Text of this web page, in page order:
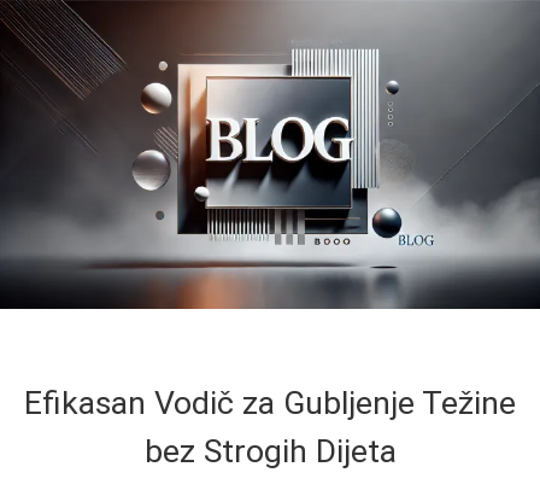
Efikasan Vodič za Gubljenje Težine
bez Strogih Dijeta